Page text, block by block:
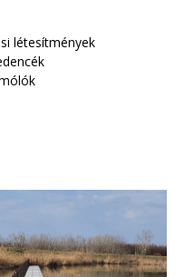
létesítmények